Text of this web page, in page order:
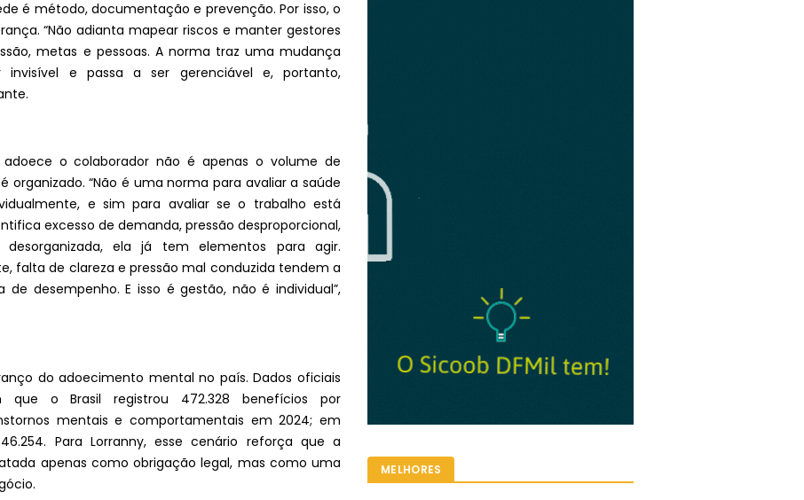
é método, documentação e prevenção. Por isso, o
“Não adianta mapear riscos e manter gestores
metas e pessoas. A norma traz uma mudança
e passa a ser gerenciável e, portanto,
o colaborador não é apenas o volume de
“Não é uma norma para avaliar a saúde
e sim para avaliar se o trabalho está
excesso de demanda, pressão desproporcional,
ela já tem elementos para agir.
falta de clareza e pressão mal conduzida tendem a
desempenho. E isso é gestão, não é individual”,
do adoecimento mental no país. Dados oficiais
que o Brasil registrou 472.328 benefícios por
mentais e comportamentais em 2024; em
Para Lorranny, esse cenário reforça que a
apenas como obrigação legal, mas como uma
MELHORES